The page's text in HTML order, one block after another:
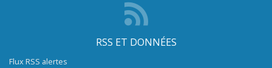
RSS ET DONNÉES
Flux RSS alertes